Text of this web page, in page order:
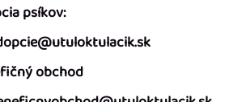
psíkov:
obchod